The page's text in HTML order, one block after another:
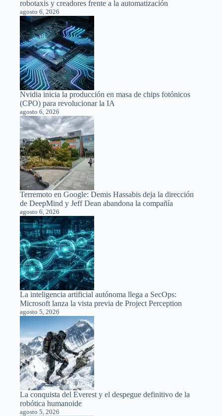
robotaxis y creadores frente a la automatización
agosto 6, 2026
Nvidia inicia la producción en masa de chips fotónicos
(CPO) para revolucionar la IA
agosto 6, 2026
Terremoto en Google: Demis Hassabis deja la dirección
de DeepMind y Jeff Dean abandona la compañía
agosto 6, 2026
La inteligencia artificial autónoma llega a SecOps:
Microsoft lanza la vista previa de Project Perception
agosto 5, 2026
La conquista del Everest y el despegue definitivo de la
robótica humanoide
agosto 5, 2026